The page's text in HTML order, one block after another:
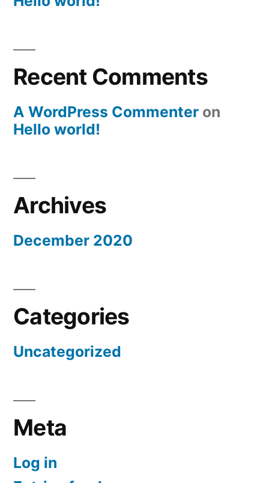
Recent Comments
A WordPress Commenter on
Hello world!
Archives
December 2020
Categories
Uncategorized
Meta
Log in